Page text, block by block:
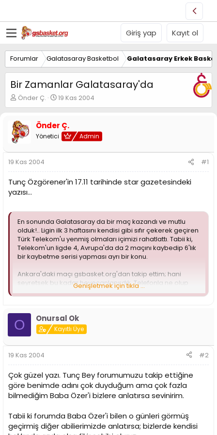
Giriş yap Kayıt ol
Forumlar Galatasaray Basketbol Galatasaray Erkek
Bir Zamanlar Galatasaray'da
K
o
u
y
u
B
a
ş
a
t
n
Önder Ç.
B
a
l
a
n
g
a
h
i
19 Kas 2004
Önder Ç.
Yönetici Admin
19 Kas 2004 #1
Tunç Özgörener'in 17.11 tarihinde star gazetesindeki
yazısı...
En sonunda Galatasaray da bir maç kazandı ve mutlu
olduk!.. Ligin ilk 3 haftasını kendisi gibi sıfır çekerek geçiren
Türk Telekom'u yenmiş olmaları içimizi rahatlattı. Tabii ki,
Telekom'un ligde 4, Avrupa'da da 2 maçını kaybedip 6'lık
bir kaybetme serisi yapması ayrı bir konu.
Ankara'daki maçı gsbasket.org'dan takip ettim; hani
seyretsek bu kadar heyecanlanırdık. Telefonla ne olup
bittiği soruluyor, anında yazılıyor. 3-5 kişi neredeyse, tura
Ne garip değil mi? Spor Sergi'deki günler çok geride
kaldı... Üstüste 2 şampiyonluk alınan, sonra 1 şampiyonluk
daha görülen, Cumhurbaşkanlığı Kupası, Türkiye Kupası...
O dönemden, ne günlere geldik. İşin kötü tarafı, şimdi ligi
üçüncü bitirip, yarı final oynadığımız 2 sezon öncesi
Yaşı 30 altında olanlar Spor Sergi günlerini, Fenerbahçe'yi
kaç maç üstüste yendiğimizi filan hatırlamaz ki... O
kadroda kaç Mehmet vardı ve Paul Dawkins oğluna
Faruk Süren'in neler yaptığını, Allah gani gani rahmet
eylesin ''Baba'' Özer Salnur'u, Mehmet Çetin Ataünal'ı,
Mehmet Vardar'ı, o günleri...
Genişletmek için tıkla ...
O Onursal Ok
Kayıtlı Üye
19 Kas 2004 #2
Çok güzel yazı. Tunç Bey forumumuzu takip ettiğine
göre benimde adını çok duyduğum ama çok fazla
bilmediğim Baba Özer'i bizlere anlatırsa sevinirim.
Tabii ki forumda Baba Özer'i bilen o günleri görmüş
geçirmiş diğer abilierimizde anlatırsa; bizlerde kendisi